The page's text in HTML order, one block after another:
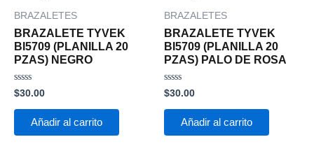
BRAZALETES
BRAZALETE TYVEK
BI5709 (PLANILLA 20
PZAS) NEGRO
Valorado
con
0
$30.00
Añadir al carrito
BRAZALETES
BRAZALETE TYVEK
BI5709 (PLANILLA 20
PZAS) PALO DE ROSA
Valorado
con
0
$30.00
Añadir al carrito